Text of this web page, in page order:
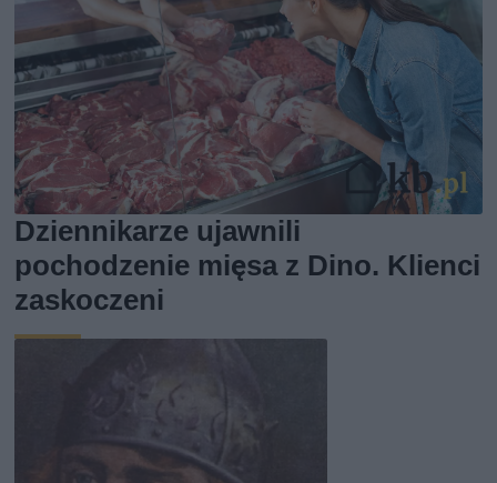
Dziennikarze ujawnili
pochodzenie mięsa z Dino. Klienci
zaskoczeni